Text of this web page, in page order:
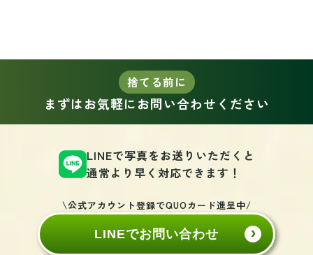
捨てる前に
まずはお気軽にお問い合わせください
LINEで写真をお送りいただくと
通常より早く対応できます！
\公式アカウント登録でQUOカード進呈中/
LINEでお問い合わせ